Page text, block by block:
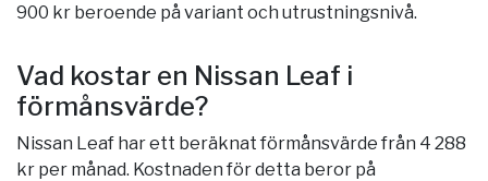
900 kr beroende på variant och utrustningsnivå.
Vad kostar en Nissan Leaf i
förmånsvärde?
Nissan Leaf har ett beräknat förmånsvärde från 4 288
kr per månad. Kostnaden för detta beror på